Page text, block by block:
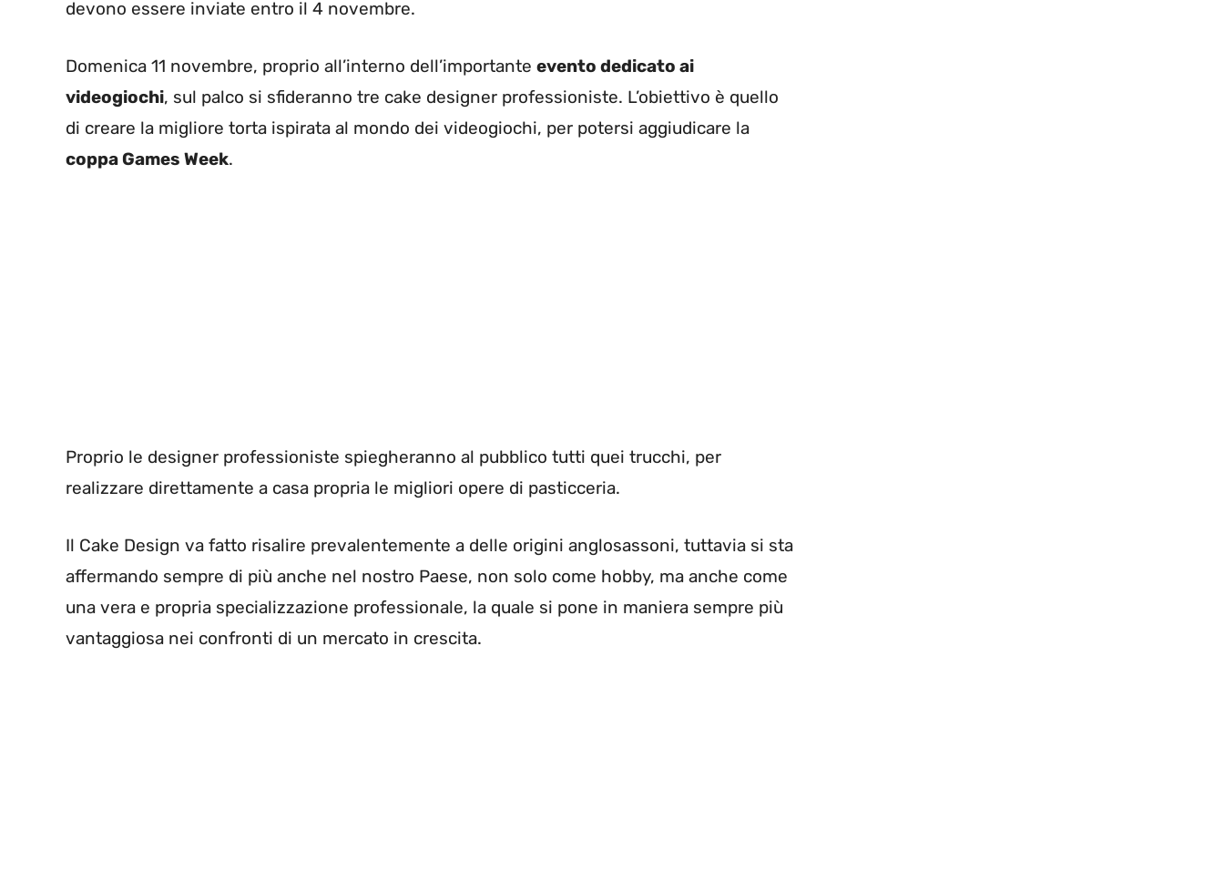
devono essere inviate entro il 4 novembre.
Domenica 11 novembre, proprio all’interno dell’importante evento dedicato ai
videogiochi, sul palco si sfideranno tre cake designer professioniste. L’obiettivo è quello
di creare la migliore torta ispirata al mondo dei videogiochi, per potersi aggiudicare la
coppa Games Week.
Proprio le designer professioniste spiegheranno al pubblico tutti quei trucchi, per
realizzare direttamente a casa propria le migliori opere di pasticceria.
Il Cake Design va fatto risalire prevalentemente a delle origini anglosassoni, tuttavia si sta
affermando sempre di più anche nel nostro Paese, non solo come hobby, ma anche come
una vera e propria specializzazione professionale, la quale si pone in maniera sempre più
vantaggiosa nei confronti di un mercato in crescita.